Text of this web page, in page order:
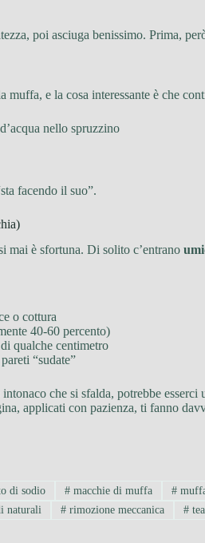
poi asciuga benissimo. Prima,
muffa, e la cosa interessante è che
nello spruzzino
facendo il suo”.
mai è sfortuna. Di solito c’entrano
o cottura
40-60 percento)
qualche centimetro
“sudate”
intonaco che si sfalda, potrebbe
applicati con pazienza, ti fanno
di sodio # macchie di muffa #
naturali # rimozione meccanica #